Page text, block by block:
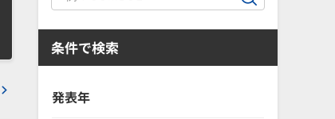
条件で検索
発表年